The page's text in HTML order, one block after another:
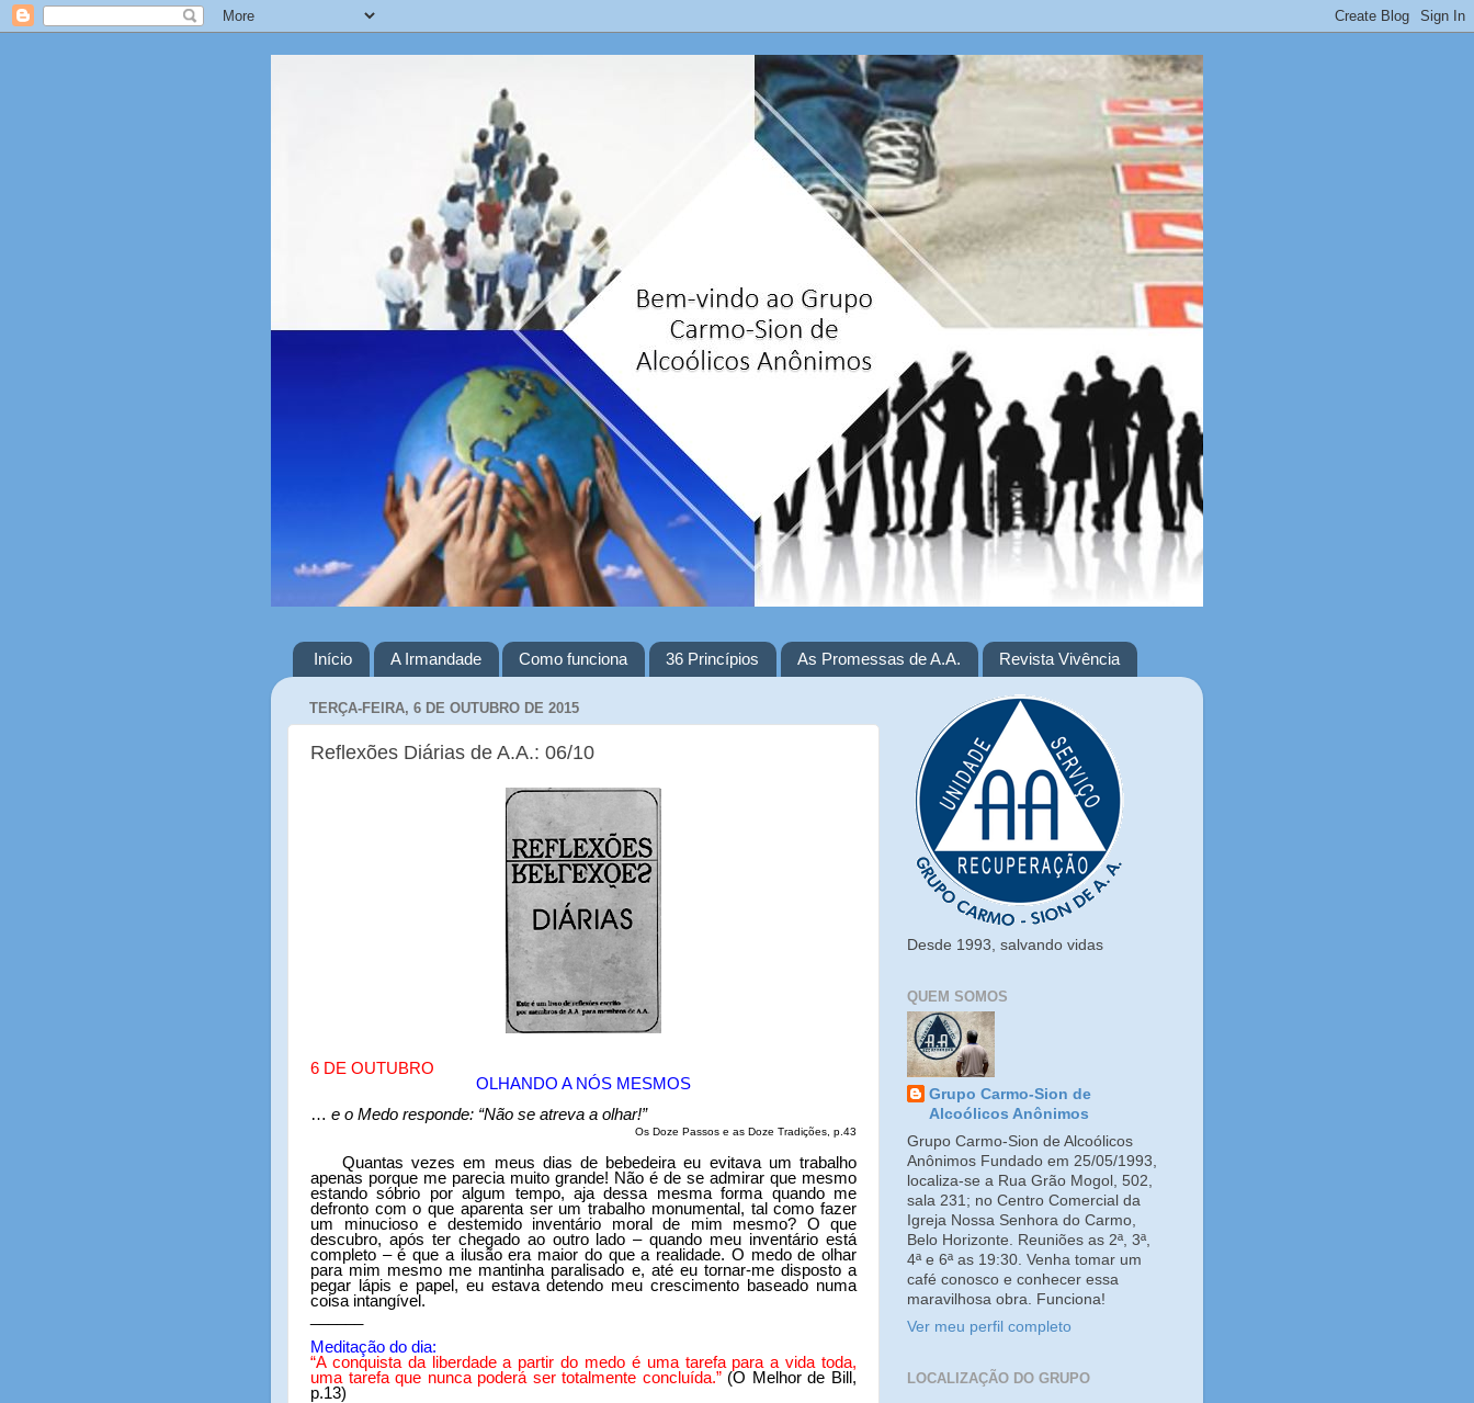
Início A Irmandade Como funciona 36 Princípios As Promessas de A.A. Revista Vivência
TERÇA-FEIRA, 6 DE OUTUBRO DE 2015
Reflexões Diárias de A.A.: 06/10
6 DE OUTUBRO
OLHANDO A NÓS MESMOS
… e o Medo responde: “Não se atreva a olhar!”
Os Doze Passos e as Doze Tradições, p.43
Quantas vezes em meus dias de bebedeira eu evitava um trabalho
apenas porque me parecia muito grande! Não é de se admirar que mesmo
estando sóbrio por algum tempo, aja dessa mesma forma quando me
defronto com o que aparenta ser um trabalho monumental, tal como fazer
um minucioso e destemido inventário moral de mim mesmo? O que
descubro, após ter chegado ao outro lado – quando meu inventário está
completo – é que a ilusão era maior do que a realidade. O medo de olhar
para mim mesmo me mantinha paralisado e, até eu tornar-me disposto a
pegar lápis e papel, eu estava detendo meu crescimento baseado numa
coisa intangível.
Meditação do dia:
“A conquista da liberdade a partir do medo é uma tarefa para a vida toda,
uma tarefa que nunca poderá ser totalmente concluída.” (O Melhor de Bill,
p.13)
Desde 1993, salvando vidas
QUEM SOMOS
Grupo Carmo-Sion de
Alcoólicos Anônimos
Grupo Carmo-Sion de Alcoólicos
Anônimos Fundado em 25/05/1993,
localiza-se a Rua Grão Mogol, 502,
sala 231; no Centro Comercial da
Igreja Nossa Senhora do Carmo,
Belo Horizonte. Reuniões as 2ª, 3ª,
4ª e 6ª as 19:30. Venha tomar um
café conosco e conhecer essa
maravilhosa obra. Funciona!
Ver meu perfil completo
LOCALIZAÇÃO DO GRUPO